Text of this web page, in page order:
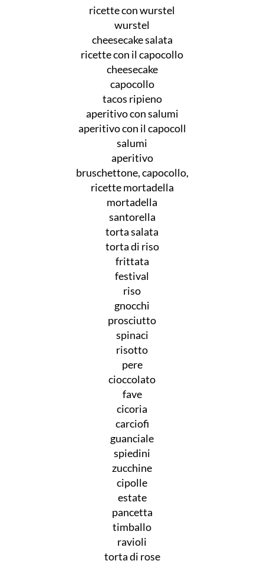
ricette con wurstel
wurstel
cheesecake salata
ricette con il capocollo
cheesecake
capocollo
tacos ripieno
aperitivo con salumi
aperitivo con il capocoll
salumi
aperitivo
bruschettone, capocollo,
ricette mortadella
mortadella
santorella
torta salata
torta di riso
frittata
festival
riso
gnocchi
prosciutto
spinaci
risotto
pere
cioccolato
fave
cicoria
carciofi
guanciale
spiedini
zucchine
cipolle
estate
pancetta
timballo
ravioli
torta di rose